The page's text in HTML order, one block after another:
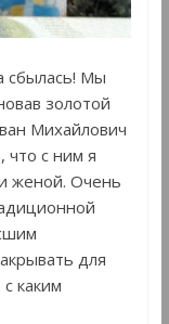
сбылась! Мы
золотой
Михайлович
что с ним я
женой. Очень
для
каким